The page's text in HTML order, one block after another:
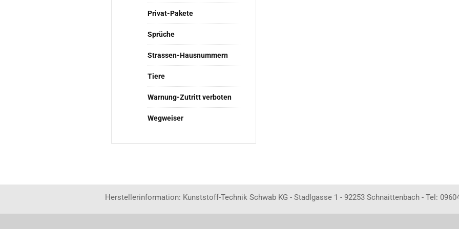
Privat-Pakete
Sprüche
Strassen-Hausnummern
Tiere
Warnung-Zutritt verboten
Wegweiser
Herstellerinformation: Kunststoff-Technik Schwab KG - Stadlgasse 1 - 92253 Schnaittenbach - Tel: